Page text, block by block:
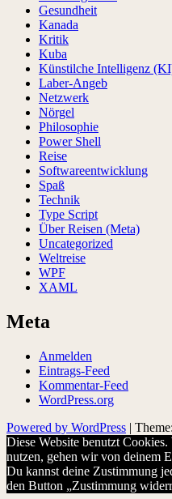
Gesundheit
Kanada
Kritik
Kuba
Künstilche Intelligenz
Laber-Angeb
Netzwerk
Nörgel
Philosophie
Power Shell
Reise
Softwareentwicklung
Spaß
Technik
Type Script
Über Reisen (Meta)
Uncategorized
Weltreise
WPF
XAML
Meta
Anmelden
Eintrags-Feed
Kommentar-Feed
WordPress.org
Powered by WordPress |
Diese Website benutzt
nutzen, gehen wir von deinem
Du kannst deine Zustimmung
den Button „Zustimmung